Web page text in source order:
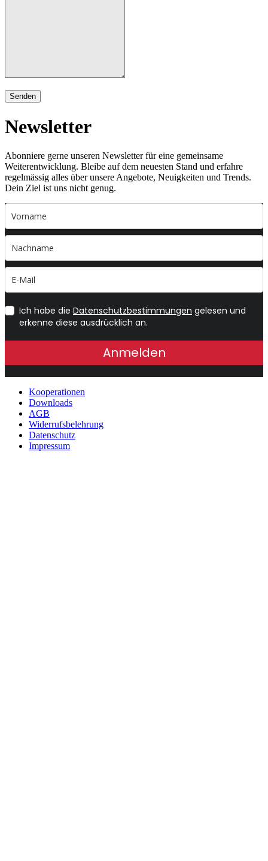
Senden
Newsletter
Abonniere gerne unseren Newsletter für eine gemeinsame
Weiterentwicklung. Bleibe auf dem neuesten Stand und erfahre
regelmässig alles über unsere Angebote, Neuigkeiten und Trends.
Dein Ziel ist uns nicht genug.
Ich habe die Datenschutzbestimmungen gelesen und
erkenne diese ausdrücklich an.
Anmelden
Kooperationen
Downloads
AGB
Widerrufsbelehrung
Datenschutz
Impressum